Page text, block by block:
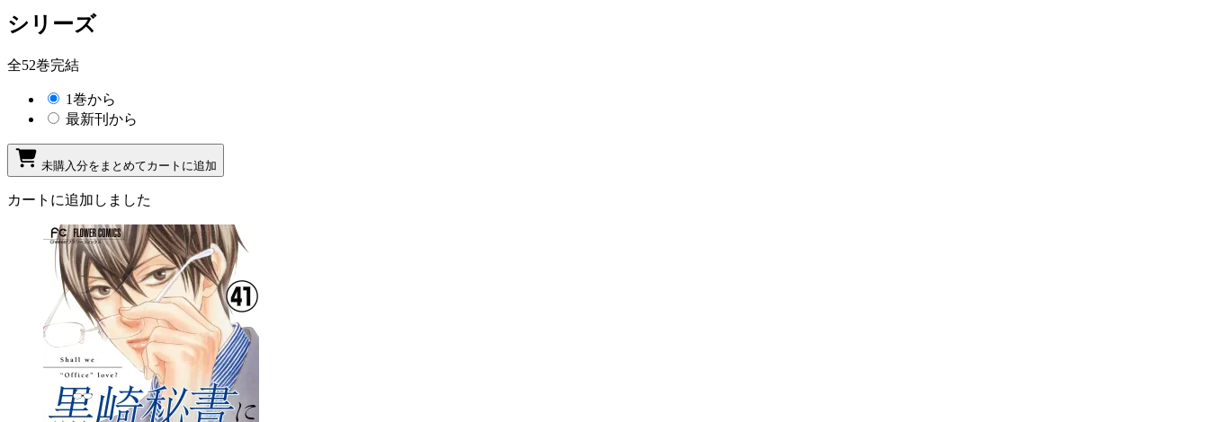
シリーズ
全52巻完結
1巻から
最新刊から
未購入分をまとめてカートに追加
カートに追加しました